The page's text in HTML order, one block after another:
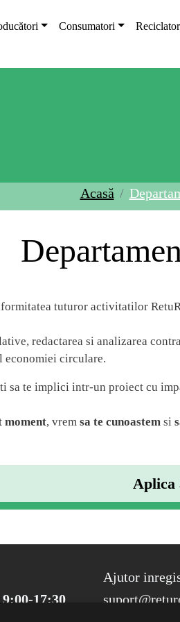
Consumatori
Acasă
tuturor activitatilor
redactarea si analizarea
circulare.
sa te implici intr-un proiect cu
moment, vrem sa te cunoastem si
Aplica
17:30
Ajutor